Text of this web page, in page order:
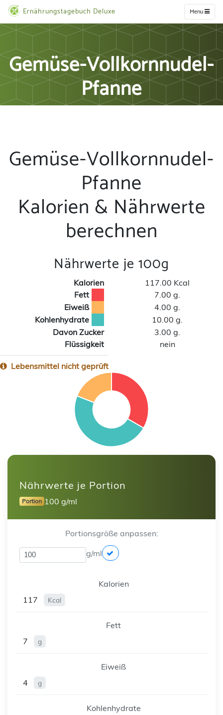
Ernährungstagebuch Deluxe Menu
Gemüse-Vollkornnudel-
Pfanne
Gemüse-Vollkornnudel-
Pfanne
Kalorien & Nährwerte
berechnen
Nährwerte je 100g
Kalorien
117.00 Kcal
Fett
7.00 g.
Eiweiß
4.00 g.
Kohlenhydrate
10.00 g.
Davon Zucker
3.00 g.
Flüssigkeit
nein
Lebensmittel nicht geprüft
Nährwerte je Portion
Portion 100 g/ml
Portionsgröße anpassen:
g/ml
Kalorien
117
Kcal
Fett
7
g
Eiweiß
4
g
Kohlenhydrate